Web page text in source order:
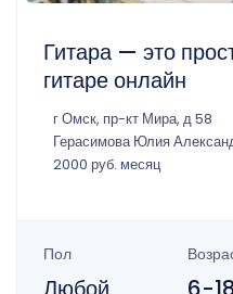
Гитара — это
гитаре онлайн
г Омск, пр-кт Мира, д 58
Герасимова Юлия
2000 руб. месяц
Пол